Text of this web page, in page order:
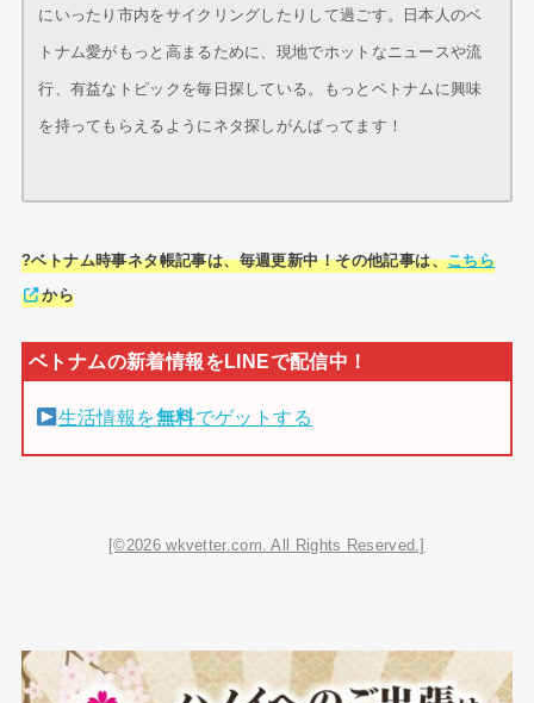
にいったり市内をサイクリングしたりして過ごす。日本人のベ
トナム愛がもっと高まるために、現地でホットなニュースや流
行、有益なトピックを毎日探している。もっとベトナムに興味
を持ってもらえるようにネタ探しがんばってます！
?ベトナム時事ネタ帳記事は、毎週更新中！その他記事は、こちら
から
生活情報を無料でゲットする
[©2026 wkvetter.com. All Rights Reserved.]